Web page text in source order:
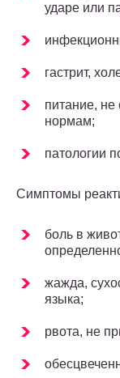
ударе или
гастрит,
питание,
нормам;
патологии
Симптомы
боль в
жажда,
языка;
рвота, не